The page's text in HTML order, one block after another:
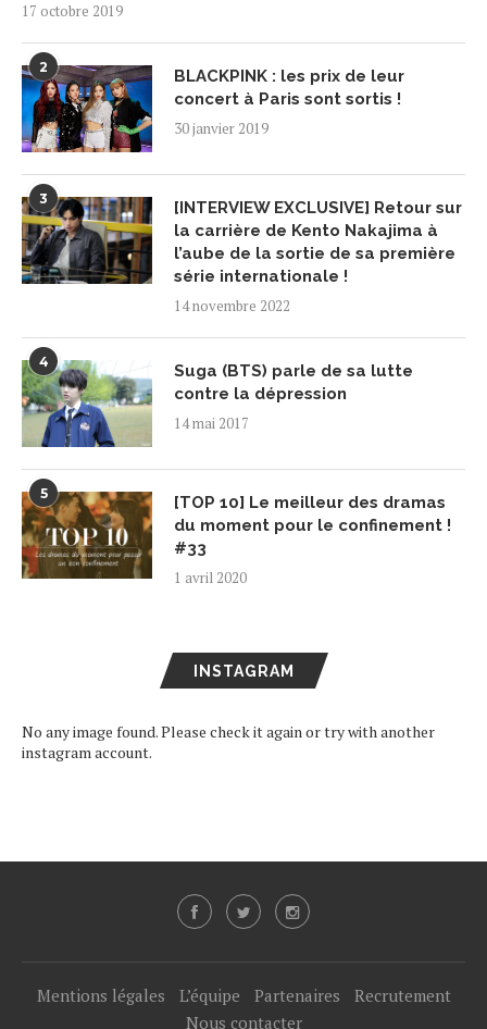
17 octobre 2019
2
BLACKPINK : les prix de leur
concert à Paris sont sortis !
30 janvier 2019
3
[INTERVIEW EXCLUSIVE] Retour sur
la carrière de Kento Nakajima à
l’aube de la sortie de sa première
série internationale !
14 novembre 2022
4
Suga (BTS) parle de sa lutte
contre la dépression
14 mai 2017
5
[TOP 10] Le meilleur des dramas
du moment pour le confinement !
#33
1 avril 2020
INSTAGRAM
No any image found. Please check it again or try with another
instagram account.
Mentions légales L’équipe Partenaires
Recrutement
Nous contacter